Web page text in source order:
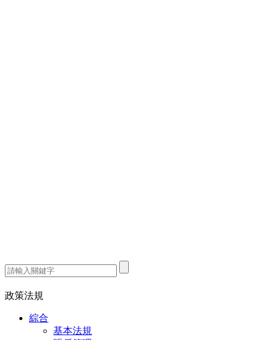
政策法規
綜合
基本法規